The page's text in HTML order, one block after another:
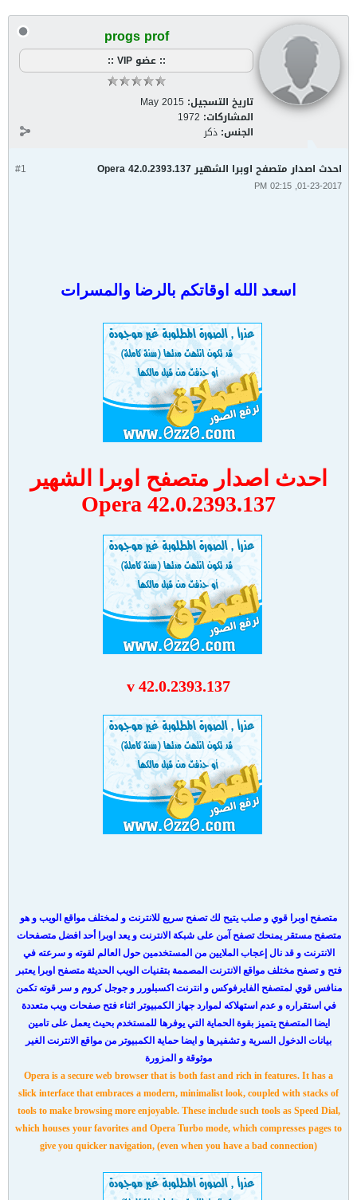
progs prof
:: عضو VIP ::
تاريخ التسجيل: May 2015
المشاركات: 1972
الجنس: ذكر
#1 احدث اصدار متصفح اوبرا الشهير Opera 42.0.2393.137
01-23-2017, 02:15 PM
اسعد الله اوقاتكم بالرضا والمسرات
احدث اصدار متصفح اوبرا الشهير
Opera 42.0.2393.137
v 42.0.2393.137
متصفح اوبرا قوي و صلب يتيح لك تصفح سريع للانترنت و لمختلف مواقع الويب و هو
متصفح مستقر يمنحك تصفح آمن على شبكة الانترنت و يعد اوبرا أحد افضل متصفحات
الانترنت و قد نال إعجاب الملايين من المستخدمين حول العالم لقوته و سرعته في
فتح و تصفح مختلف مواقع الانترنت المصممة بتقنيات الويب الحديثة متصفح اوبرا يعتبر
منافس قوي لمتصفح الفايرفوكس و انترنت اكسبلورر و جوجل كروم و سر قوته تكمن
في استقراره و عدم استهلاكه لموارد جهاز الكمبيوتر اثناء فتح صفحات ويب متعددة
ايضا المتصفح يتميز بقوة الحماية التي يوفرها للمستخدم بحيث يعمل على تامين
بيانات الدخول السرية و تشفيرها و ايضا حماية الكمبيوتر من مواقع الانترنت الغير
موثوقة و المزورة
Opera is a secure web browser that is both fast and rich in features. It has a
slick interface that embraces a modern, minimalist look, coupled with stacks of
tools to make browsing more enjoyable. These include such tools as Speed Dial,
which houses your favorites and Opera Turbo mode, which compresses pages to
give you quicker navigation, (even when you have a bad connection)